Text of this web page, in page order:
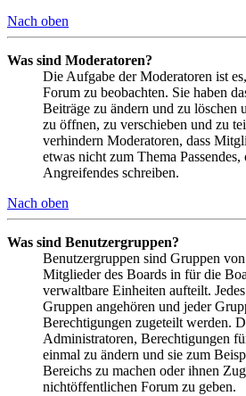
Nach oben
Was sind Moderatoren?
Die Aufgabe der Moderatoren ist
Forum zu beobachten. Sie haben
Beiträge zu ändern und zu löschen
zu öffnen, zu verschieben und zu
verhindern Moderatoren, dass
etwas nicht zum Thema
Angreifendes schreiben.
Nach oben
Was sind Benutzergruppen?
Benutzergruppen sind Gruppen
Mitglieder des Boards in für die
verwaltbare Einheiten aufteilt.
Gruppen angehören und jeder
Berechtigungen zugeteilt werden.
Administratoren, Berechtigungen
einmal zu ändern und sie zum
Bereichs zu machen oder ihnen
nichtöffentlichen Forum zu geben.